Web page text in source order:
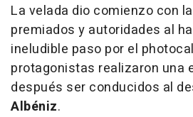
La velada dio comienzo con
premiados y autoridades al
ineludible paso por el
protagonistas realizaron una
después ser conducidos al
Albéniz.